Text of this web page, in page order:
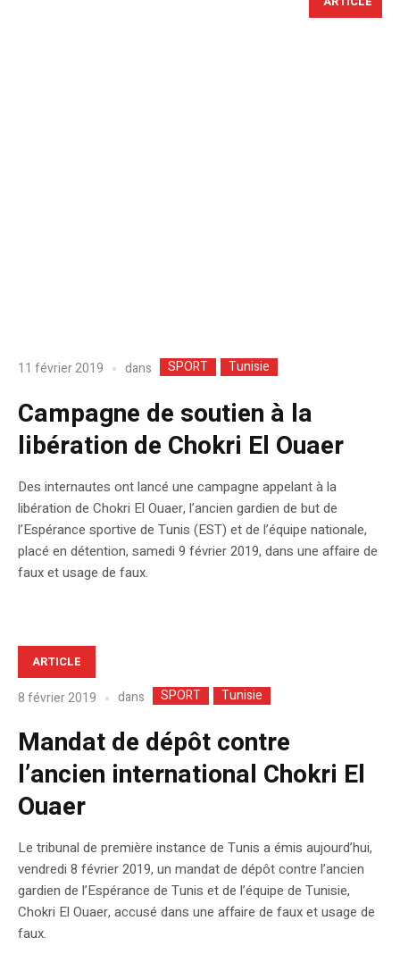
11 février 2019 dans SPORT Tunisie
Campagne de soutien à la
libération de Chokri El Ouaer
Des internautes ont lancé une campagne appelant à la
libération de Chokri El Ouaer, l’ancien gardien de but de
l’Espérance sportive de Tunis (EST) et de l’équipe nationale,
placé en détention, samedi 9 février 2019, dans une affaire de
faux et usage de faux.
ARTICLE
8 février 2019 dans SPORT Tunisie
Mandat de dépôt contre
l’ancien international Chokri El
Ouaer
Le tribunal de première instance de Tunis a émis aujourd’hui,
vendredi 8 février 2019, un mandat de dépôt contre l’ancien
gardien de l’Espérance de Tunis et de l’équipe de Tunisie,
Chokri El Ouaer, accusé dans une affaire de faux et usage de
faux.